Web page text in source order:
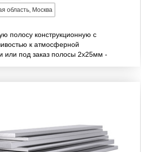
область, Москва
полосу конструкционную с
к атмосферной
или под заказ полосы 2х25мм -